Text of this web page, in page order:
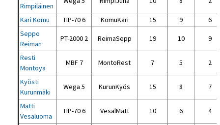
Rimpiläinen
Kari Komu TIP-70 6 KomuKari 15 9
6
Seppo
Reiman
PT-2000 2 ReimaSepp 19 10 9
Resti
Montoya
MBF 7 MontoRest 7 5 2
Kyösti
Kurunmäki
Wega 5 KurunKyös 15 8 7
Matti
Vesaluoma
TIP-70 6 VesalMatt 10 6 4